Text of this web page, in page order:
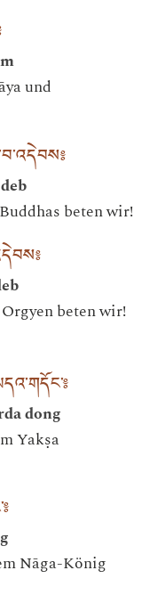
und
beten wir!
beten wir!
dong
Yakṣa
Nāga-König